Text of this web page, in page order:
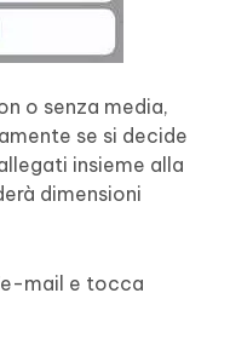
o senza media,
se si decide
insieme alla
dimensioni
mail e tocca